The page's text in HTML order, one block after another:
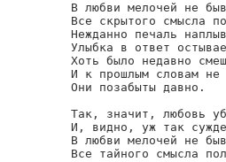
В любви мелочей не
Все скрытого смысла
Нежданно печаль
Улыбка в ответ
Хоть было недавно
И к прошлым словам не
Они позабыты давно.
Так, значит, любовь
И, видно, уж так
В любви мелочей не
Все тайного смысла